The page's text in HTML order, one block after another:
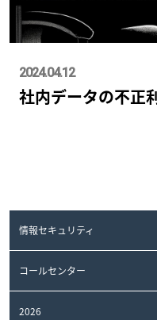
2024.04.12
社内データの不正
情報セキュリティ
コールセンター
2026